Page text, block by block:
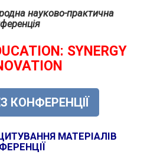
науково-практична
SYNERGY
КОНФЕРЕНЦІЇ
МАТЕРІАЛІВ